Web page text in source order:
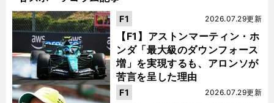
【F1】アストンマーティン・ホ
ンダ「最大級のダウンフォース
増」を実現するも、アロンソが
苦言を呈した理由
2026.07.29更新
F1
2026.07.29更新
F1